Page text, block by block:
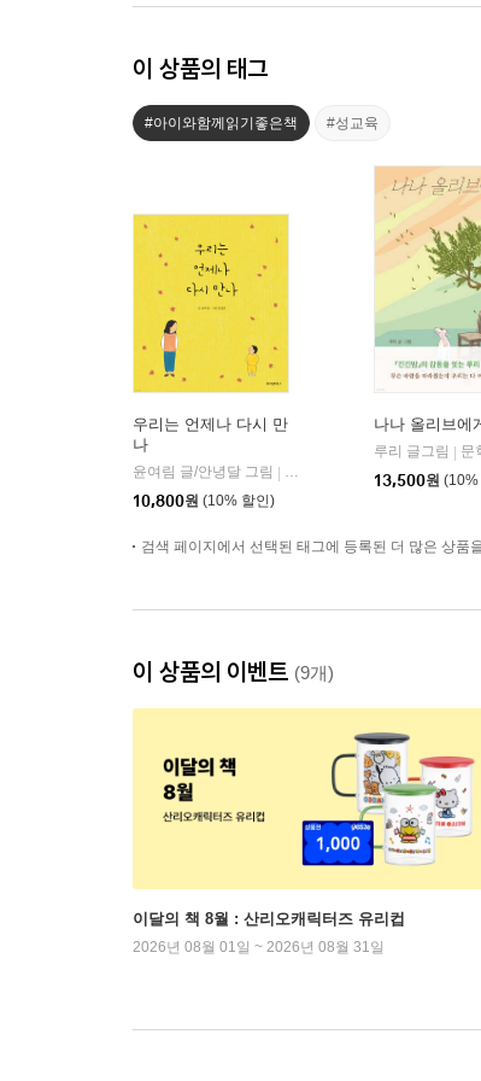
이 상품의 태그
#아이와함께읽기좋은책 #성교육
우리는 언제나 다시 만
나
윤여림 글/안녕달 그림
위즈덤하우스
10,800원 (10% 할인)
나나 올리브에
루리 글그림
문
13,500원 (10%
검색 페이지에서 선택된 태그에 등록된 더 많은 상품
이 상품의 이벤트 (9개)
이달의 책 8월 : 산리오캐릭터즈 유리컵
2026년 08월 01일 ~ 2026년 08월 31일